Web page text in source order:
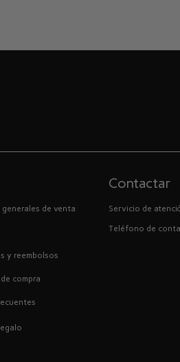
de venta
y reembolsos
compra
Contactar
Servicio de
Teléfono de